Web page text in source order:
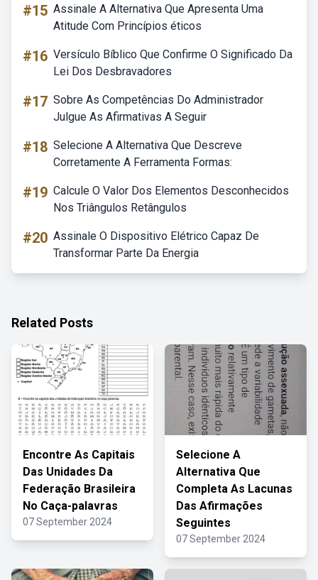
#15 Assinale A Alternativa Que Apresenta Uma
Atitude Com Princípios éticos
#16 Versículo Bíblico Que Confirme O Significado Da
Lei Dos Desbravadores
#17 Sobre As Competências Do Administrador
Julgue As Afirmativas A Seguir
#18 Selecione A Alternativa Que Descreve
Corretamente A Ferramenta Formas:
#19 Calcule O Valor Dos Elementos Desconhecidos
Nos Triângulos Retângulos
#20 Assinale O Dispositivo Elétrico Capaz De
Transformar Parte Da Energia
Related Posts
Encontre As Capitais
Das Unidades Da
Federação Brasileira
No Caça-palavras
07 September 2024
Selecione A
Alternativa Que
Completa As Lacunas
Das Afirmações
Seguintes
07 September 2024